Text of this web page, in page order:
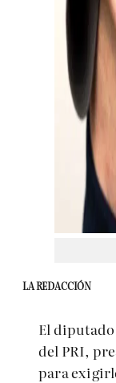
LA REDACCIÓN
El
del PRI,
para